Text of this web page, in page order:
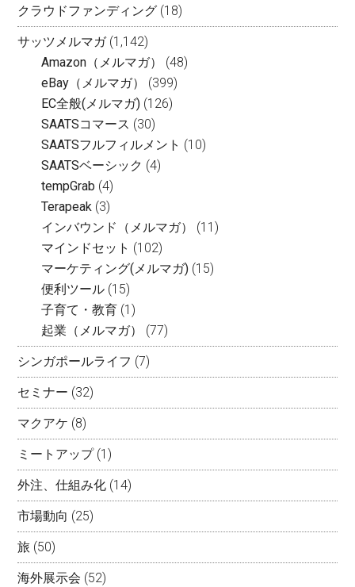
クラウドファンディング (18)
サッツメルマガ(1,142)
Amazon（メルマガ）
(48)
eBay（メルマガ）
(399)
EC全般(メルマガ) (126)
SAATSコマース (30)
SAATSフルフィルメント (10)
SAATSベーシック (4)
tempGrab (4)
Terapeak (3)
インバウンド（メルマガ）
(11)
マインドセット (102)
マーケティング(メルマガ) (15)
便利ツール (15)
子育て・教育 (1)
起業（メルマガ）
(77)
シンガポールライフ (7)
セミナー (32)
マクアケ (8)
ミートアップ(1)
外注、仕組み化 (14)
市場動向 (25)
旅 (50)
海外展示会 (52)